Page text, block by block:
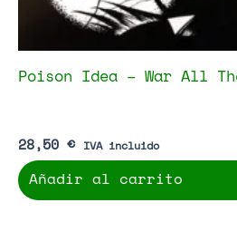
Poison Idea – War All
28,50 € IVA incluido
Añadir al carrito